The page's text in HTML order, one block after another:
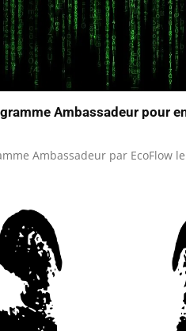
Ambassadeur pour
Ambassadeur par EcoFlow